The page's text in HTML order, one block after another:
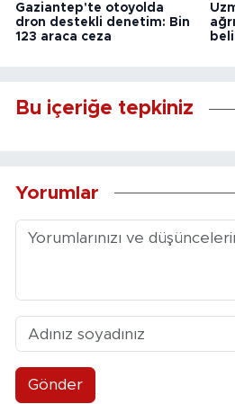
Gaziantep'te otoyolda
dron destekli denetim: Bin
123 araca ceza
Bu içeriğe tepkiniz
Yorumlar
Gönder